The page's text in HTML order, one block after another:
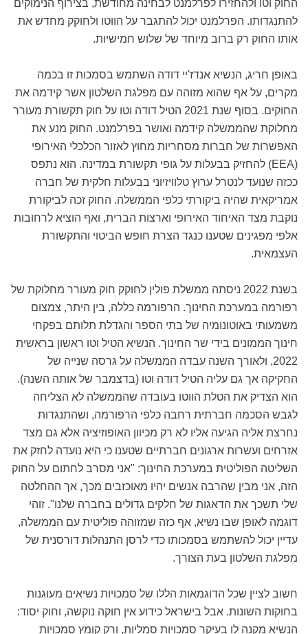
החוק וטו ולהחזירו לפרלמנט לבחינה מחודשת, בצירוף הנימוקים
להתנגדותו. הפרלמנט יכול להתגבר על הווטו ולחוקק מחדש את
אותו החוק רק ברוב מיוחד של שלוש חמישיות.
באופן חריג, הנשיא אנדז'יי דודה השתמש בסמכות זו בכמה
מקרים, על אף שהוא מזוהה עם מפלגת השלטון אשר קידמה את
החוקים. בסוף שנת 2021 הטיל דודה וטו על חוק תקשורת מעורר
מחלוקת שהממשלה קידמה ואושר בפרלמנט. החוק מנע את
האפשרות של חברות מסחריות מחוץ לאזור הכלכלי האירופי
(EEA) להחזיק בבעלות על גופי תקשורת במדינה. הוא נתפס
ככזה שנועד לנטרל ערוץ טלוויזיוני בבעלות חלקית של חברה
אמריקאית שהיה ביקורתי כלפי הממשלה. החוק זכה לביקורת
נוקבת מצד האיחוד האירופי וארצות הברית, ואף הוציא לרחובות
אלפי מפגינים שטענו כנגד הצרת חופש הביטוי והתקשורת
העצמאית.
בשנת 2022 ניסתה ממשלת פולין לחוקק חוק מעורר מחלוקת של
רפורמה במערכת החינוך. הרפורמה כללה, בין היתר, צמצום
משמעותי באוטונומיה של בתי הספר והגדלת תלותם בפקחי
חינוך הממונים בידי שר החינוך. הנשיא הטיל וטו ראשון בראשית
2022, ולאורך השנה עבדה הממשלה על גרסה שנייה של
החקיקה אך גם עליה הטיל דודה וטו (בדצמבר של אותה השנה).
הוא הצדיק את הטלת הווטו בעובדה שהממשלה לא הצליחה
לגבש הסכמה חברתית רחבה כלפי הרפורמה, ושהתנגדות
נחרצת אליה הגיעה אליו לא רק מכיוון האופוזיציה אלא גם מצד
אזרחים ועשרות ארגונים חברתיים שטענו כי היא נועדה לחזק את
השליטה הפוליטית במערכת החינוך: "אני מסרב לחתום על החוק
הזה, אני מבין שהרבה אנשים יהיו מאוכזבים מכך, אך ההחלטה
שלי תשכך את הדאגות של חלקים גדולים בחברה שלנו". זוהי
דוגמה לאופן שבו נשיא, אף כזה שמזוהה פוליטית עם הממשלה,
עדיין יכול להשתמש בסמכותו כדי לרסן התנהלות דורסנית של
מפלגת השלטון בעת הצורך.
חשוב לציין שכל הדוגמאות הללו של סמכויות נשיאים מעוגנות
בחוקות השונות. אבל בישראל כידוע אין חוקה נוקשה, וחוק יסוד:
הנשיא מקנה לו בעיקר סמכויות סמליות, ורק קומץ סמכויות